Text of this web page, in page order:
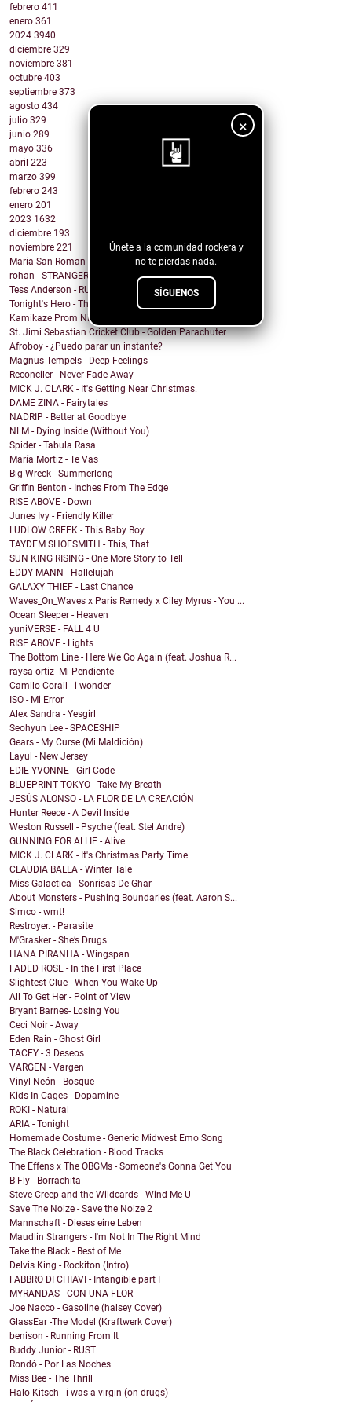
×
Únete a la comunidad rockera y
no te pierdas nada.
SÍGUENOS
febrero 411
enero 361
2024 3940
diciembre 329
noviembre 381
octubre 403
septiembre 373
agosto 434
julio 329
junio 289
mayo 336
abril 223
marzo 399
febrero 243
enero 201
2023 1632
diciembre 193
noviembre 221
Maria San Roman - DRUNK IN LUV
rohan - STRANGER ARMS
Tess Anderson - RUN
Tonight's Hero - There's Something In My Eggnog
Kamikaze Prom Night - I Have a Thing for Redheads
St. Jimi Sebastian Cricket Club - Golden Parachuter
Afroboy - ¿Puedo parar un instante?
Magnus Tempels - Deep Feelings
Reconciler - Never Fade Away
MICK J. CLARK - It's Getting Near Christmas.
DAME ZINA - Fairytales
NADRIP - Better at Goodbye
NLM - Dying Inside (Without You)
Spider - Tabula Rasa
María Mortiz - Te Vas
Big Wreck - Summerlong
Griffin Benton - Inches From The Edge
RISE ABOVE - Down
Junes Ivy - Friendly Killer
LUDLOW CREEK - This Baby Boy
TAYDEM SHOESMITH - This, That
SUN KING RISING - One More Story to Tell
EDDY MANN - Hallelujah
GALAXY THIEF - Last Chance
Waves_On_Waves x Paris Remedy x Ciley Myrus - You ...
Ocean Sleeper - Heaven
yuniVERSE - FALL 4 U
RISE ABOVE - Lights
The Bottom Line - Here We Go Again (feat. Joshua R...
raysa ortiz- Mi Pendiente
Camilo Corail - i wonder
ISO - Mi Error
Alex Sandra - Yesgirl
Seohyun Lee - SPACESHIP
Gears - My Curse (Mi Maldición)
Layul - New Jersey
EDIE YVONNE - Girl Code
BLUEPRINT TOKYO - Take My Breath
JESÚS ALONSO - LA FLOR DE LA CREACIÓN
Hunter Reece - A Devil Inside
Weston Russell - Psyche (feat. Stel Andre)
GUNNING FOR ALLIE - Alive
MICK J. CLARK - It's Christmas Party Time.
CLAUDIA BALLA - Winter Tale
Miss Galactica - Sonrisas De Ghar
About Monsters - Pushing Boundaries (feat. Aaron S...
Simco - wmt!
Restroyer. - Parasite
M'Grasker - She’s Drugs
HANA PIRANHA - Wingspan
FADED ROSE - In the First Place
Slightest Clue - When You Wake Up
All To Get Her - Point of View
Bryant Barnes- Losing You
Ceci Noir - Away
Eden Rain - Ghost Girl
TACEY - 3 Deseos
VARGEN - Vargen
Vinyl Neón - Bosque
Kids In Cages - Dopamine
ROKI - Natural
ARIA - Tonight
Homemade Costume - Generic Midwest Emo Song
The Black Celebration - Blood Tracks
The Effens x The OBGMs - Someone's Gonna Get You
B Fly - Borrachita
Steve Creep and the Wildcards - Wind Me U
Save The Noize - Save the Noize 2
Mannschaft - Dieses eine Leben
Maudlin Strangers - I'm Not In The Right Mind
Take the Black - Best of Me
Delvis King - Rockiton (Intro)
FABBRO DI CHIAVI - Intangible part I
MYRANDAS - CON UNA FLOR
Joe Nacco - Gasoline (halsey Cover)
GlassEar -The Model (Kraftwerk Cover)
benison - Running From It
Buddy Junior - RUST
Rondó - Por Las Noches
Miss Bee - The Thrill
Halo Kitsch - i was a virgin (on drugs)